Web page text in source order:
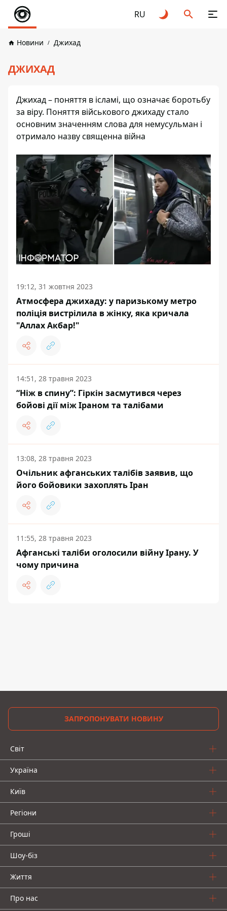
RU
Новини Джихад
ДЖИХАД
Джихад – поняття в ісламі, що означає боротьбу
за віру. Поняття військового джихаду стало
основним значенням слова для немусульман і
отримало назву священна війна
19:12, 31 жовтня 2023
Атмосфера джихаду: у паризькому метро
поліція вистрілила в жінку, яка кричала
"Аллах Акбар!"
14:51, 28 травня 2023
“Ніж в спину”: Гіркін засмутився через
бойові дії між Іраном та талібами
13:08, 28 травня 2023
Очільник афганських талібів заявив, що
його бойовики захоплять Іран
11:55, 28 травня 2023
Афганські таліби оголосили війну Ірану. У
чому причина
ЗАПРОПОНУВАТИ НОВИНУ
Світ
Україна
Київ
Регіони
Гроші
Шоу-біз
Життя
Про нас